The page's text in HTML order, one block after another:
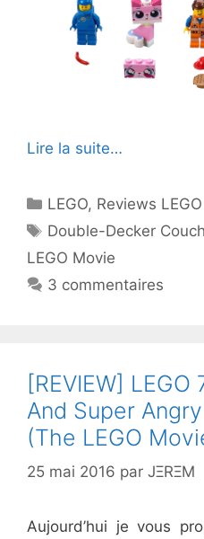
Lire la suite…
Catégories
LEGO, Reviews LEGO
Étiquettes
Double-Decker Couch
LEGO Movie
3 commentaires
[REVIEW] LEGO
And Super
(The LEGO
25 mai 2016 par JΞRΞM
Aujourd’hui je vous